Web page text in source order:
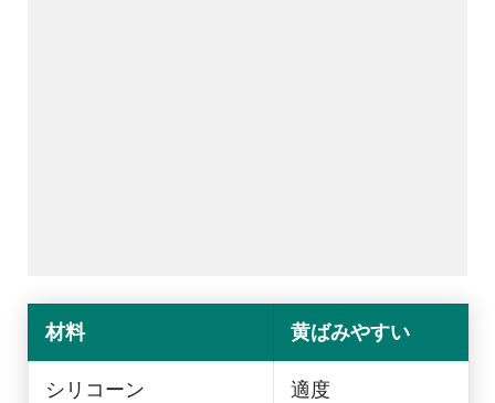
材料 黄ばみやすい
シリコーン 適度